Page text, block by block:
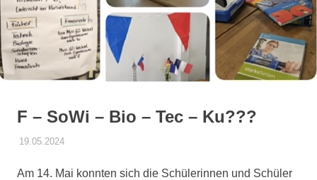
F – SoWi – Bio – Tec – Ku???
19.05.2024DANIEL SCHROEER
ALLGEMEIN
Am 14. Mai konnten sich die Schülerinnen und Schüler